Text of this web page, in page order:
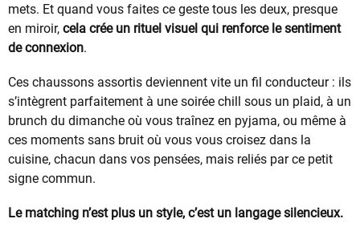
mets. Et quand vous faites ce geste tous les deux, presque
en miroir, cela crée un rituel visuel qui renforce le sentiment
de connexion.
Ces chaussons assortis deviennent vite un fil conducteur : ils
s’intègrent parfaitement à une soirée chill sous un plaid, à un
brunch du dimanche où vous traînez en pyjama, ou même à
ces moments sans bruit où vous vous croisez dans la
cuisine, chacun dans vos pensées, mais reliés par ce petit
signe commun.
Le matching n’est plus un style, c’est un langage silencieux.